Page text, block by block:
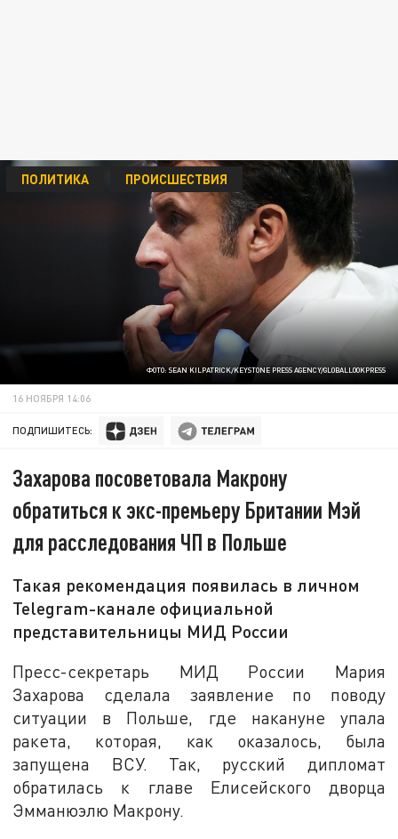
ФОТО: SEAN KILPATRICK/KEYSTONE PRESS AGENCY/GLOBALLOOKPRESS
ПОЛИТИКА ПРОИСШЕСТВИЯ
16 НОЯБРЯ 14:06
ПОДПИШИТЕСЬ:
Захарова посоветовала Макрону
обратиться к экс-премьеру Британии Мэй
для расследования ЧП в Польше
Такая рекомендация появилась в личном
Telegram-канале официальной
представительницы МИД России
Пресс-секретарь МИД России Мария
Захарова сделала заявление по поводу
ситуации в Польше, где накануне упала
ракета, которая, как оказалось, была
запущена ВСУ. Так, русский дипломат
обратилась к главе Елисейского дворца
Эмманюэлю Макрону.